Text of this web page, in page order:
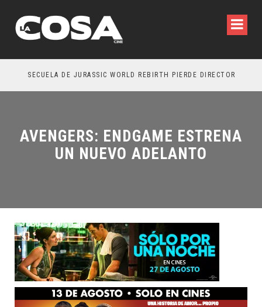
SECUELA DE JURASSIC WORLD REBIRTH PIERDE DIRECTOR
AVENGERS: ENDGAME ESTRENA
UN NUEVO ADELANTO